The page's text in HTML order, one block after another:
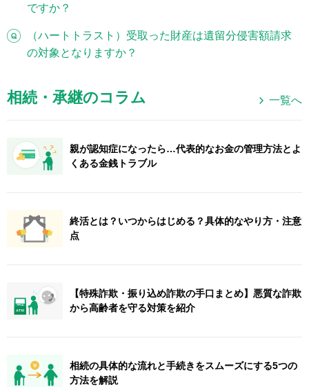
ですか？
（ハートトラスト）受取った財産は遺留分侵害額請求
の対象となりますか？
相続・承継のコラム 一覧へ
親が認知症になったら…代表的なお金の管理方法とよ
くある金銭トラブル
終活とは？いつからはじめる？具体的なやり方・注意
点
【特殊詐欺・振り込め詐欺の手口まとめ】悪質な詐欺
から高齢者を守る対策を紹介
相続の具体的な流れと手続きをスムーズにする5つの
方法を解説